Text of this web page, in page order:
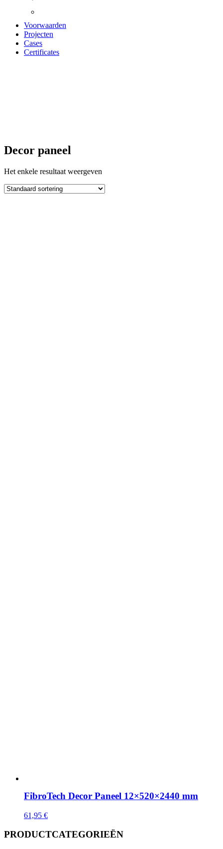
Voorwaarden
Projecten
Cases
Certificates
Decor paneel
Het enkele resultaat weergeven
FibroTech Decor Paneel 12×520×2440 mm
61,95 €
PRODUCTCATEGORIEËN